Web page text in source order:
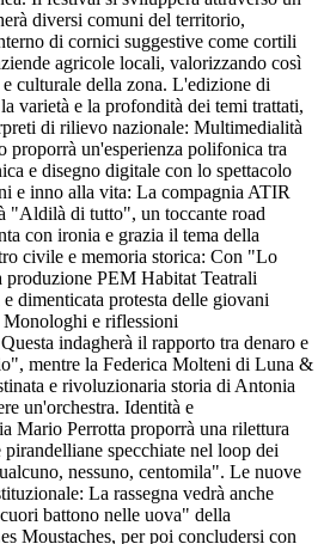
diversi comuni del territorio,
di cornici suggestive come cortili
agricole locali, valorizzando così
culturale della zona. L'edizione di
varietà e la profondità dei temi trattati,
di rilievo nazionale: Multimedialità
proporrà un'esperienza polifonica tra
e disegno digitale con lo spettacolo
e inno alla vita: La compagnia ATIR
"Aldilà di tutto", un toccante road
con ironia e grazia il tema della
civile e memoria storica: Con "Lo
PEM Habitat Teatrali
dimenticata protesta delle giovani
Monologhi e riflessioni
indagherà il rapporto tra denaro e
mentre la Federica Molteni di Luna &
e rivoluzionaria storia di Antonia
un'orchestra. Identità e
Mario Perrotta proporrà una rilettura
pirandelliane specchiate nel loop dei
nessuno, centomila". Le nuove
La rassegna vedrà anche
battono nelle uova" della
Moustaches, per poi concludersi con